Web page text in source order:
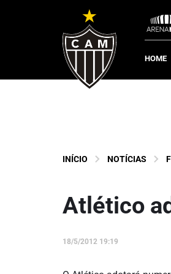
HOME
INÍCIO NOTÍCIAS
Atlético
18/5/2012 19:19